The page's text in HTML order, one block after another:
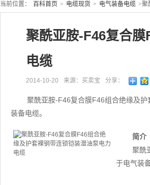
当前位置： 百科首页 > 电缆现货 > 电气装备电缆 >聚
聚酰亚胺-F46复合
电缆
2014-10-20 来源：买卖宝 分享：
聚酰亚胺-F46复合膜F46组合绝缘及
装备电缆。
简介
聚酰
于电气装